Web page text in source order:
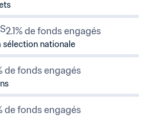
2.1% de fonds engagés
sélection nationale
de fonds engagés
de fonds engagés